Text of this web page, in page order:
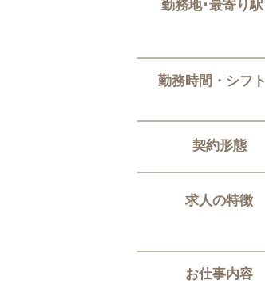
勤務地･最寄り駅
勤務時間・シフト
契約形態
求人の特徴
お仕事内容